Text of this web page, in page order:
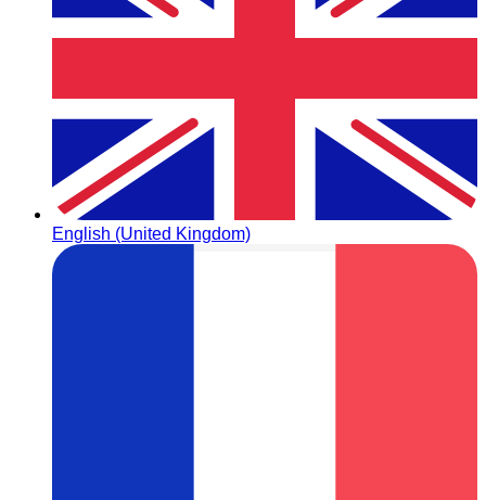
English (United Kingdom)